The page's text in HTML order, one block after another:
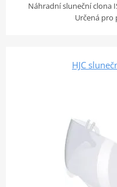
Náhradní sluneční clona
Určená pro
HJC